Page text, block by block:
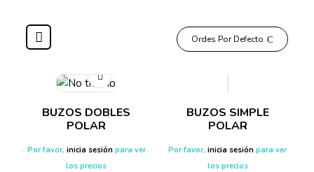
Ordes Por Defecto
BUZOS DOBLES
POLAR
Por favor, inicia sesiónpara ver
los precios
BUZOS SIMPLE
POLAR
Por favor,inicia sesión para ver
los precios